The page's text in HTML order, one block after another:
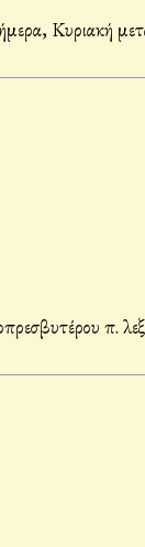
Κυριακή
π.